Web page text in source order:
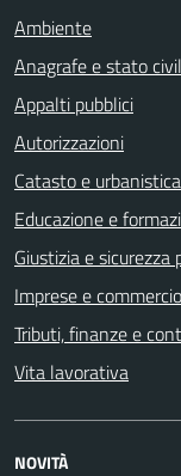
Ambiente
Anagrafe e stato
Appalti pubblici
Autorizzazioni
Catasto e urbanistica
Educazione e
Giustizia e sicurezza
Imprese e commercio
Tributi, finanze e
Vita lavorativa
NOVITÀ